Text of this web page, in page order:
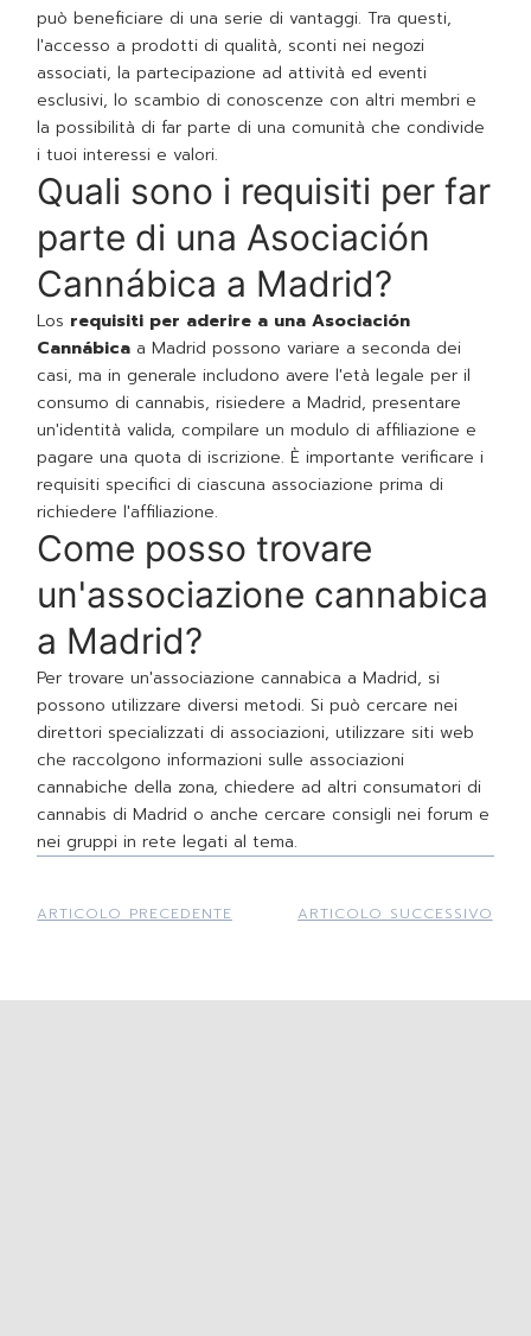
può beneficiare di una serie di vantaggi. Tra questi,
l'accesso a prodotti di qualità, sconti nei negozi
associati, la partecipazione ad attività ed eventi
esclusivi, lo scambio di conoscenze con altri membri e
la possibilità di far parte di una comunità che condivide
i tuoi interessi e valori.
Quali sono i requisiti per far
parte di una Asociación
Cannábica a Madrid?
Los requisiti per aderire a una Asociación
Cannábica a Madrid possono variare a seconda dei
casi, ma in generale includono avere l'età legale per il
consumo di cannabis, risiedere a Madrid, presentare
un'identità valida, compilare un modulo di affiliazione e
pagare una quota di iscrizione. È importante verificare i
requisiti specifici di ciascuna associazione prima di
richiedere l'affiliazione.
Come posso trovare
un'associazione cannabica
a Madrid?
Per trovare un'associazione cannabica a Madrid, si
possono utilizzare diversi metodi. Si può cercare nei
direttori specializzati di associazioni, utilizzare siti web
che raccolgono informazioni sulle associazioni
cannabiche della zona, chiedere ad altri consumatori di
cannabis di Madrid o anche cercare consigli nei forum e
nei gruppi in rete legati al tema.
ARTICOLO PRECEDENTE ARTICOLO SUCCESSIVO